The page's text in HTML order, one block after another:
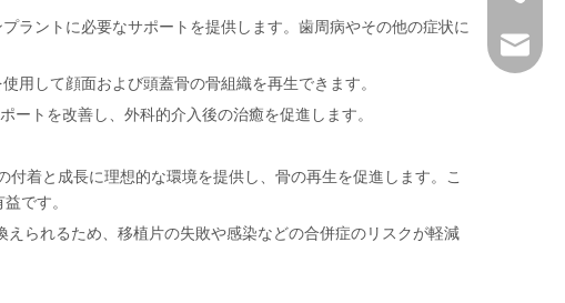
ラントに必要なサポートを提供します。歯周病やその他の症状に
用して顔面および頭蓋骨の骨組織を再生できます。
トを改善し、外科的介入後の治癒を促進します。
着と成長に理想的な環境を提供し、骨の再生を促進します。こ
です。
られるため、移植片の失敗や感染などの合併症のリスクが軽減